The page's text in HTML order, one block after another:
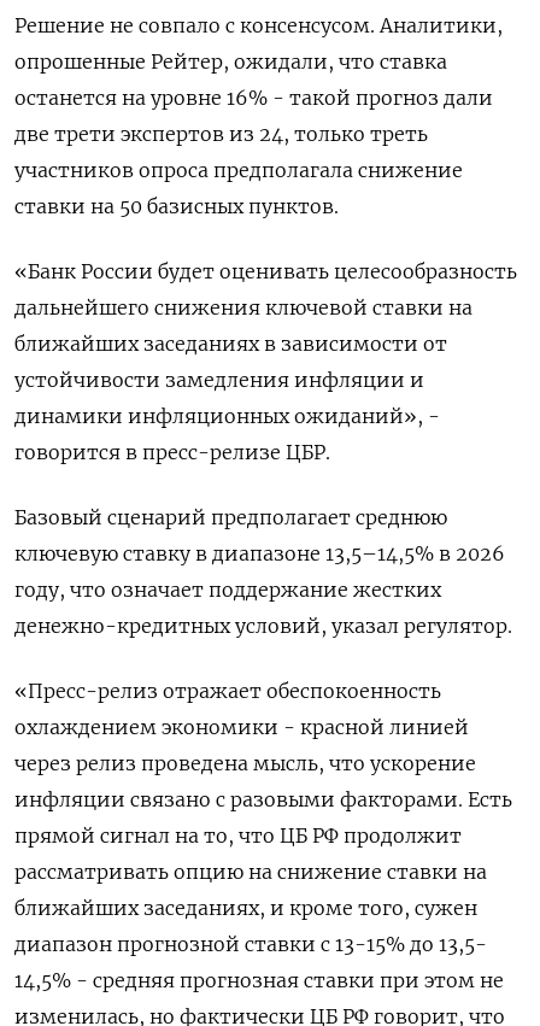
Решение не совпало с консенсусом. Аналитики,
опрошенные Рейтер, ожидали, что ставка
останется на уровне 16% - такой прогноз дали
две ‌трети экспертов из 24, только треть
участников опроса предполагала снижение
ставки на 50 базисных пунктов.
«Банк России будет оценивать целесообразность
дальнейшего снижения ключевой ставки на
ближайших заседаниях в зависимости от
устойчивости замедления инфляции и
динамики инфляционных ожиданий», -
говорится в пресс-релизе ЦБР.
Базовый сценарий предполагает среднюю
ключевую ставку в диапазоне 13,5–14,5% в 2026 ​
году, что означает поддержание жестких
денежно-кредитных условий, указал ​регулятор.
«Пресс-релиз отражает обеспокоенность
охлаждением экономики - красной линией ​
через релиз ⁠проведена мысль, что ускорение
инфляции связано с разовыми факторами. Есть
прямой сигнал на то, что ЦБ РФ продолжит
рассматривать опцию ‌на снижение ставки на
ближайших заседаниях, и кроме того, сужен
диапазон ‌прогнозной ставки с 13-15% до 13,5-
14,5% - средняя прогнозная ставки при этом не
изменилась, но фактически ЦБ РФ говорит, что